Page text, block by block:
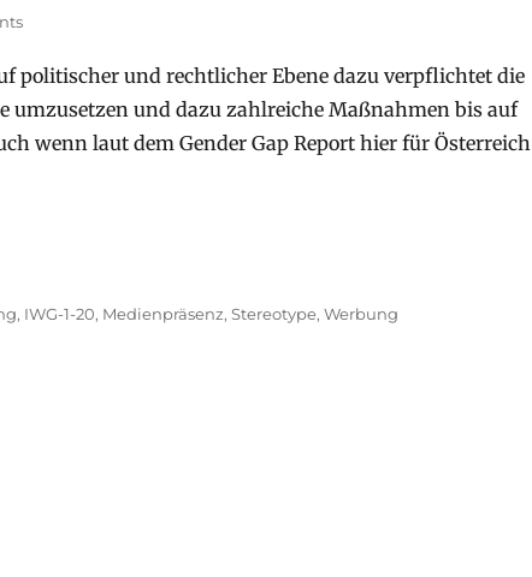
politischer und rechtlicher Ebene dazu verpflichtet die
umzusetzen und dazu zahlreiche Maßnahmen bis auf
wenn laut dem Gender Gap Report hier für Österreich
, IWG-1-20, Medienpräsenz, Stereotype, Werbung